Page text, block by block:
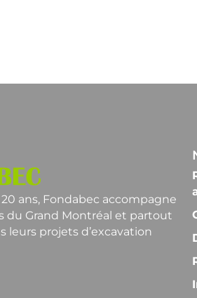
ans, Fondabec accompagne
du Grand Montréal et partout
leurs projets d’excavation